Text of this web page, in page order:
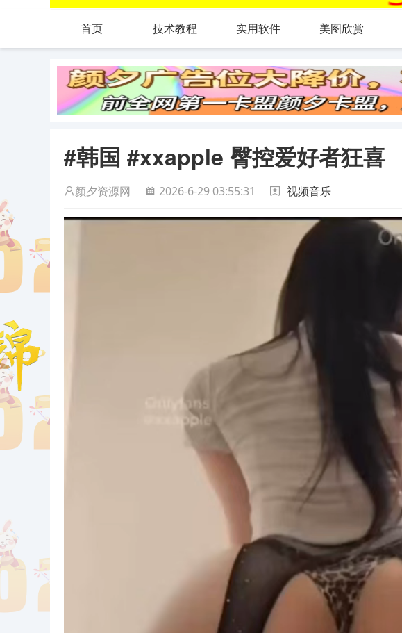
首页 技术教程 实用软件 美图欣赏
#韩国 #xxapple 臀控爱好者狂喜
颜夕资源网 2026-6-29 03:55:31 视频音乐